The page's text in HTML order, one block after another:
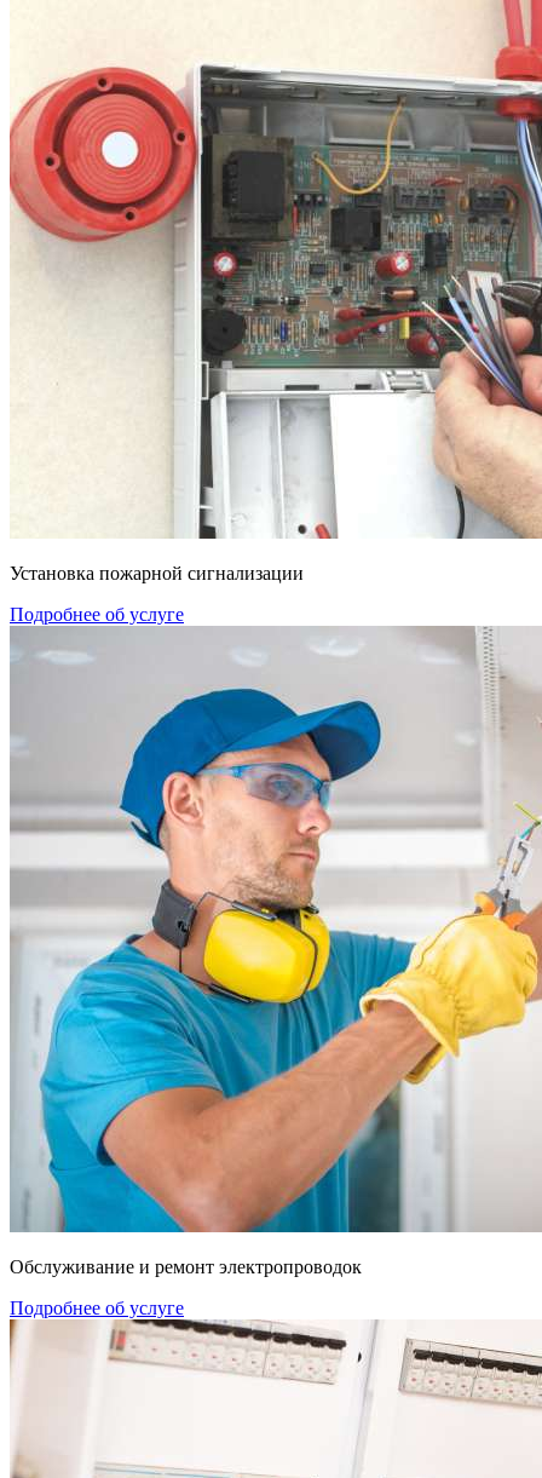
Установка пожарной сигнализации
Подробнее об услуге
Обслуживание и ремонт электропроводок
Подробнее об услуге